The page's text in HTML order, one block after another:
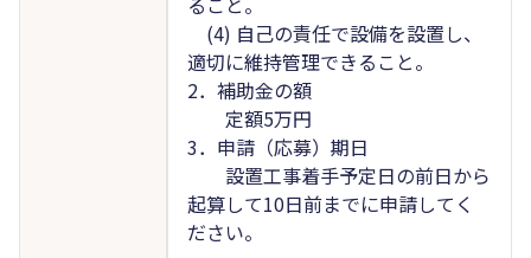
(4) 自己の責任で設備を設置し、
適切に維持管理できること。
2．補助金の額
定額5万円
3．申請（応募）期日
設置工事着手予定日の前日から
起算して10日前までに申請してく
ださい。